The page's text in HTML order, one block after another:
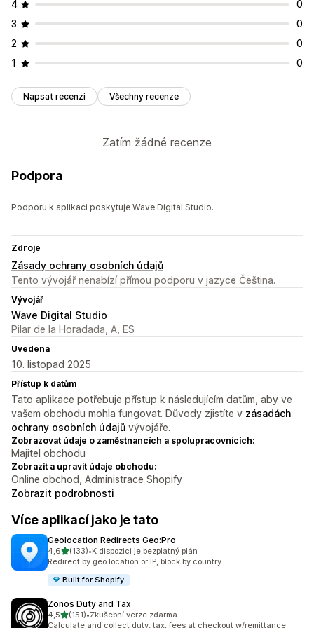
4
0
3
0
2
0
1
0
Napsat recenzi Všechny recenze
Zatím žádné recenze
Podpora
Podporu k aplikaci poskytuje Wave Digital Studio.
Zdroje
Zásady ochrany osobních údajů
Tento vývojář nenabízí přímou podporu v jazyce Čeština.
Vývojář
Wave Digital Studio
Pilar de la Horadada, A, ES
Uvedena
10. listopad 2025
Přístup k datům
Tato aplikace potřebuje přístup k následujícím datům, aby ve
vašem obchodu mohla fungovat. Důvody zjistíte v zásadách
ochrany osobních údajů vývojáře.
Zobrazovat údaje o zaměstnancích a spolupracovnících:
Majitel obchodu
Zobrazit a upravit údaje obchodu:
Online obchod, Administrace Shopify
Zobrazit podrobnosti
Více aplikací jako je tato
Geolocation Redirects Geo:Pro
4,6z 5 hvězd
(133)
Celkový počet recenzí: 133
•K dispozici je bezplatný plán
Redirect by geo location or IP, block by country
Built for Shopify
Zonos Duty and Tax
4,5z 5 hvězd
(151)
Celkový počet recenzí: 151
•Zkušební verze zdarma
Calculate and collect duty, tax, fees at checkout w/remittance